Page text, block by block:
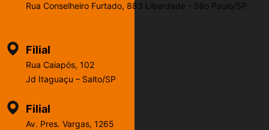
Rua Conselheiro Furtado, 883 Liberdade - São Paulo/SP
Filial
Rua Caiapós, 102
Jd Itaguaçu – Salto/SP
Filial
Av. Pres. Vargas, 1265